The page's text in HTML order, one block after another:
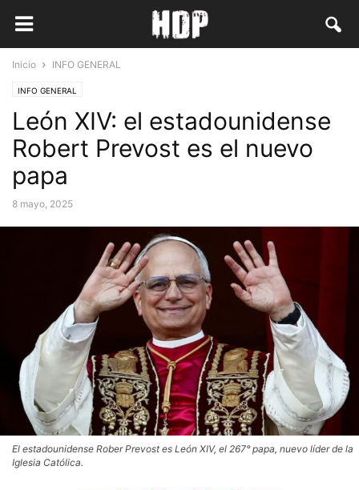
Inicio INFO GENERAL
INFO GENERAL
León XIV: el estadounidense
Robert Prevost es el nuevo
papa
8 mayo, 2025
El estadounidense Rober Prevost es León XIV, el 267° papa, nuevo líder de la
Iglesia Católica.